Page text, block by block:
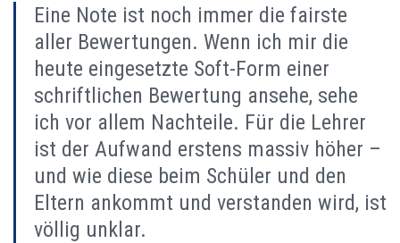
Eine Note ist noch immer die fairste
aller Bewertungen. Wenn ich mir die
heute eingesetzte Soft-Form einer
schriftlichen Bewertung ansehe, sehe
ich vor allem Nachteile. Für die Lehrer
ist der Aufwand erstens massiv höher –
und wie diese beim Schüler und den
Eltern ankommt und verstanden wird, ist
völlig unklar.